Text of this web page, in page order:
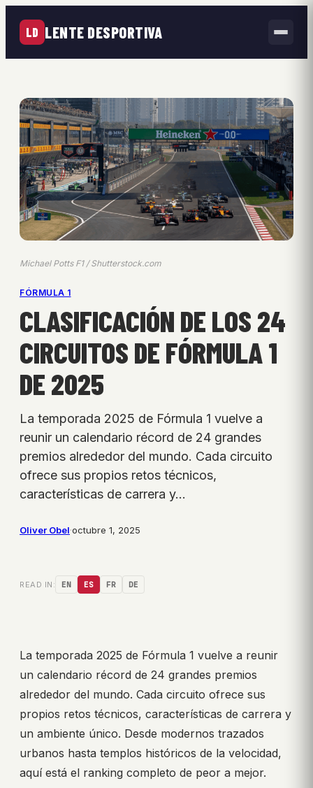
LD LENTE DESPORTIVA
Michael Potts F1 / Shutterstock.com
FÓRMULA 1
CLASIFICACIÓN DE LOS 24
CIRCUITOS DE FÓRMULA 1
DE 2025
La temporada 2025 de Fórmula 1 vuelve a
reunir un calendario récord de 24 grandes
premios alrededor del mundo. Cada circuito
ofrece sus propios retos técnicos,
características de carrera y…
Oliver Obel·octubre 1, 2025
READ IN: EN ES FR DE
La temporada 2025 de Fórmula 1 vuelve a reunir
un calendario récord de 24 grandes premios
alrededor del mundo. Cada circuito ofrece sus
propios retos técnicos, características de carrera y
un ambiente único. Desde modernos trazados
urbanos hasta templos históricos de la velocidad,
aquí está el ranking completo de peor a mejor.